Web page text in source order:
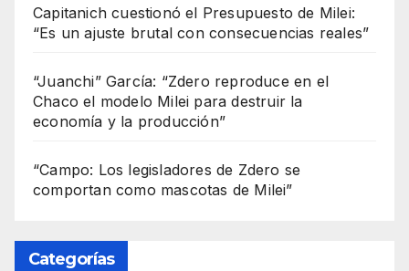
Capitanich cuestionó el Presupuesto de Milei:
“Es un ajuste brutal con consecuencias reales”
“Juanchi” García: “Zdero reproduce en el
Chaco el modelo Milei para destruir la
economía y la producción”
“Campo: Los legisladores de Zdero se
comportan como mascotas de Milei”
Categorías